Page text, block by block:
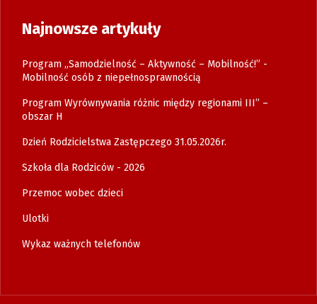
Najnowsze artykuły
Program „Samodzielność – Aktywność – Mobilność!” -
Mobilność osób z niepełnosprawnością
Program Wyrównywania różnic między regionami III” –
obszar H
Dzień Rodzicielstwa Zastępczego 31.05.2026r.
Szkoła dla Rodziców - 2026
Przemoc wobec dzieci
Ulotki
Wykaz ważnych telefonów